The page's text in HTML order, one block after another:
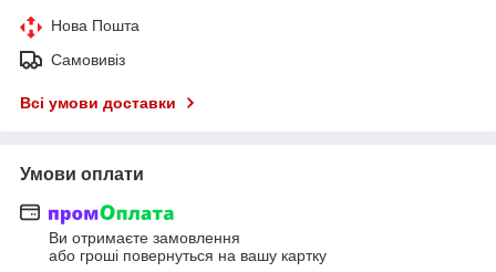
Нова Пошта
Самовивіз
Всі умови доставки
Умови оплати
Ви отримаєте замовлення
або гроші повернуться на вашу картку